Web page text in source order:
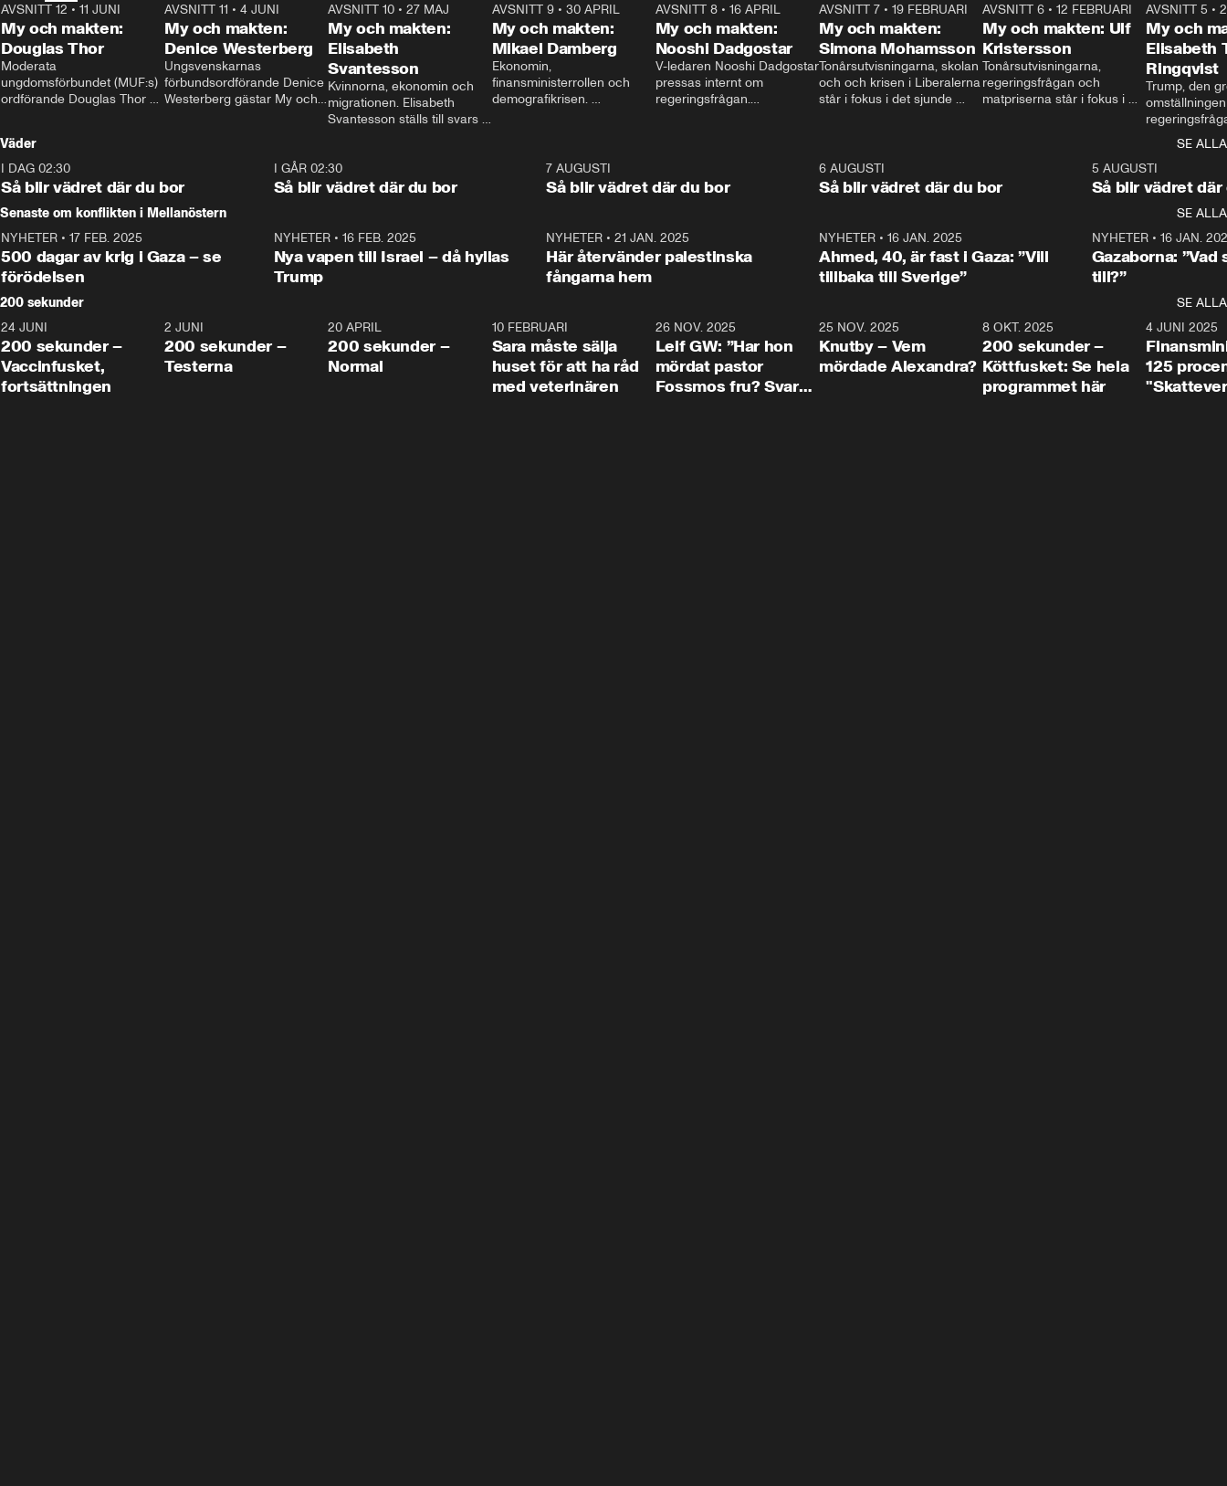
26:27
AVSNITT 12 • 11 JUNI
My och makten:
Douglas Thor
Moderata
ungdomsförbundet (MUF:s)
ordförande Douglas Thor
tonårsutvisningarna och hur
Moderaterna ska locka
väljare till valet i höst.
23:40
AVSNITT 11 •4 JUNI
My och makten:
Denice Westerberg
Ungsvenskarnas
förbundsordförande Denice
Westerberg gästar My och
AVSNITT 10 •27 MAJ
My och makten:
Elisabeth
Svantesson
Kvinnorna, ekonomin och
migrationen. Elisabeth
Svantesson ställs till svars
AVSNITT 9• 30 APRIL
My och makten:
Mikael Damberg
Ekonomin,
finansministerrollen och
demografikrisen.
och Makten.
AVSNITT 8• 16 APRIL
My och makten:
Nooshi Dadgostar
V-ledaren Nooshi Dadgostar
pressas internt om
regeringsfrågan.
– Vi ställer upp i val. Ska vi
vara med så sitter vi förstås
24:30
AVSNITT 7• 19 FEBRUARI
My och makten:
Simona Mohamsson
Tonårsutvisningarna, skolan
och och krisen i Liberalerna
står i fokus i det sjunde
kommentator My
Rohwedder ställer
utbildnings- och
Mohamsson till svars.
27:30
AVSNITT 6 •12 FEBRUARI
My och makten: Ulf
Kristersson
Tonårsutvisningarna,
regeringsfrågan och
matpriserna står i fokus i
Rohwedder ställer
statsminister Ulf Kristersson
AVSNITT 5 •
My och
Elisabeth
Ringqvist
Trump, den
centrum i
avsnittet av
Makten”. Se
Aftonbladets
Rohwedder
Thand Ring
Väder
SE ALLA
I DAG 02:30
Så blir vädret där du bor
1:06
I GÅR 02:30
Så blir vädret där du bor
7 AUGUSTI
Så blir vädret där du bor
6 AUGUSTI
Så blir vädret där du bor
5 AUGUSTI
Så blir vädret där
Senaste om konflikten i Mellanöstern
SE ALLA
NYHETER • 17 FEB. 2025
500 dagar av krig i Gaza – se
förödelsen
NYHETER• 16 FEB. 2025
Nya vapen till Israel – då hyllas
Trump
NYHETER •21 JAN. 2025
Här återvänder palestinska
fångarna hem
NYHETER• 16 JAN. 2025
Ahmed, 40, är fast i Gaza: ”Vill
tillbaka till Sverige”
NYHETER• 16 JAN.
Gazaborna:
till?”
200 sekunder
SE ALLA
5:00
24 JUNI
200 sekunder –
Vaccinfusket,
fortsättningen
4:23
2 JUNI
200 sekunder –
Testerna
20 APRIL
200 sekunder –
Normal
10 FEBRUARI
Sara måste sälja
huset för att ha råd
med veterinären
26 NOV. 2025
Leif GW: ”Har hon
mördat pastor
Fossmos fru? Svar
31:05
25 NOV. 2025
Knutby – Vem
mördade Alexandra?
4:29
8 OKT. 2025
200 sekunder –
Köttfusket: Se hela
programmet här
4 JUNI 2025
125